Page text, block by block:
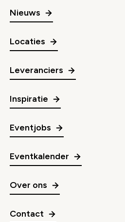
Nieuws
Locaties
Leveranciers
Inspiratie
Eventjobs
Eventkalender
Over ons
Contact